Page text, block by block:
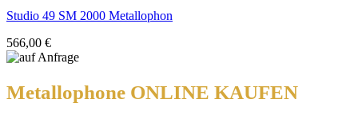
Studio 49 SM 2000 Metallophon
566,00 €
Metallophone ONLINE KAUFEN